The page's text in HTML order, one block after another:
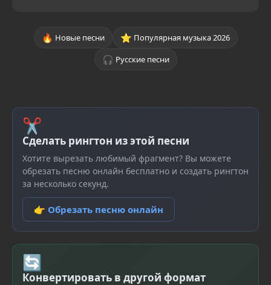
🔥 Новые песни ⭐ Популярная музыка 2026
🎧 Русские песни
✂
Сделать рингтон из этой песни
Хотите вырезать любимый фрагмент? Вы можете
обрезать песню онлайн бесплатно и создать рингтон
за несколько секунд.
👉 Обрезать песню онлайн
🔄
Конвертировать в другой формат